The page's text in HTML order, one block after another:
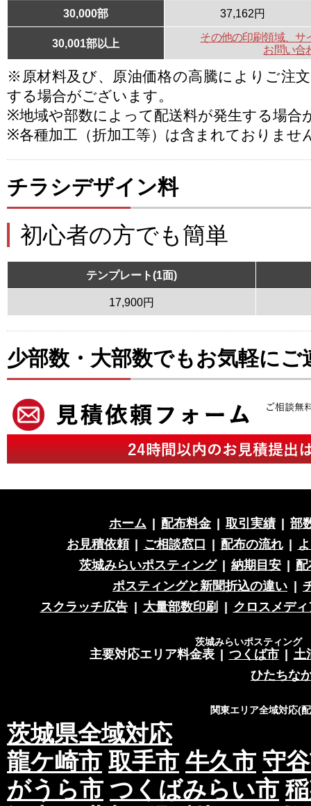
30,000部 37,162円
30,001部以上
その他の印刷領域、サ
お問い合
※原材料及び、原油価格の高騰によりご注
する場合がございます。
※地域や部数によって配送料が発生する場合
※各種加工（折加工等）は含まれておりませ
チラシデザイン料
初心者の方でも簡単
テンプレート(1面)
17,900円
少部数・大部数でもお気軽にご
ホーム 配布料金 取引実績
部
お見積依頼
ご相談窓口 配布の流れ
茨城みらいポスティング
納期目安
ポスティングと新聞折込の違い
スクラッチ広告
大量部数印刷 クロスメディ
茨城みらいポスティング
主要対応エリア料金表 つくば市
土
ひたちな
関東エリア全域対応(
茨城県全域対応
龍ケ崎市 取手市 牛久市 守
がうら市 つくばみらい市